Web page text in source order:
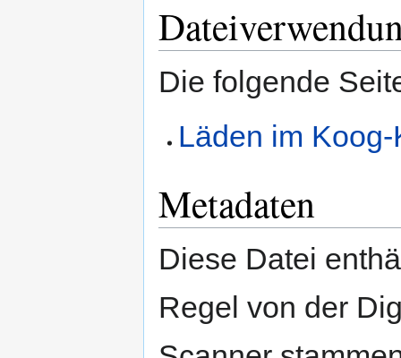
Die folgende
Läden im
Metadaten
Diese Datei
Regel von der